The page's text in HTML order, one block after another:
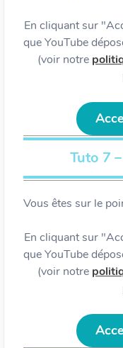
En cliquant sur
que YouTube
(voir notre
Tuto 7
Vous êtes sur le
En cliquant sur
que YouTube
(voir notre